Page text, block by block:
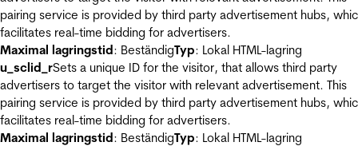
pairing service is provided by third party advertisement hubs,
facilitates real-time bidding for advertisers.
Maximal lagringstid: BeständigTyp: Lokal HTML-lagring
u_sclid_rSets a unique ID for the visitor, that allows third party
advertisers to target the visitor with relevant advertisement. This
pairing service is provided by third party advertisement hubs,
facilitates real-time bidding for advertisers.
Maximal lagringstid: BeständigTyp: Lokal HTML-lagring